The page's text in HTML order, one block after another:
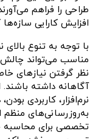
طراحی را فراهم
افزایش کارایی
با توجه به تنوع بالای
مناسب می‌تواند
نظر گرفتن نیازهای
آگاهانه داشته
نرم‌افزار، کاربردی
به‌روزرسانی‌های منظم
تخصصی برای محاسبه